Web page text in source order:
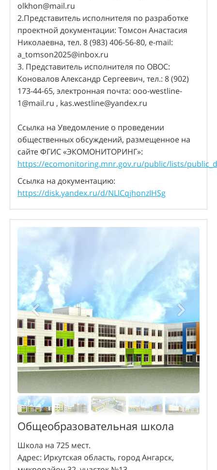
olkhon@mail.ru
2.Представитель исполнителя по разработке
проектной документации: Томсон Анастасия
Николаевна, тел. 8 (983) 406-56-80, e-mail:
a_tomson2025@inbox.ru
3. Представитель исполнителя по ОВОС:
Коновалов Александр Сергеевич, тел.: 8 (902)
173-44-65, электронная почта: ooo-westline-
1@mail.ru , kas.westline@yandex.ru
Ссылка на Уведомление о проведении
общественных обсуждений, размещенное на
сайте ФГИС «ЭКОМОНИТОРИНГ»:
https://ecomonitoring.mnr.gov.ru/public/lists/
Ссылка на документацию:
https://disk.yandex.ru/d/NLlCqjhonzIHSg
Общеобразовательная школа
Школа на 725 мест.
Адрес: Иркутская область, город Ангарск,